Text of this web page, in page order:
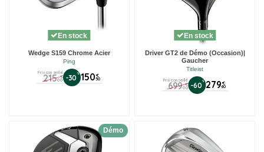
En stock
Wedge S159 Chrome Acier
Ping
Prix conseillé
215 €
00 -30 % 150 €
50
En stock
Driver GT2 de Démo (Occasion)|
Gaucher
Titleist
Prix conseillé
699 €
00 -60% 279 €
60
Démo